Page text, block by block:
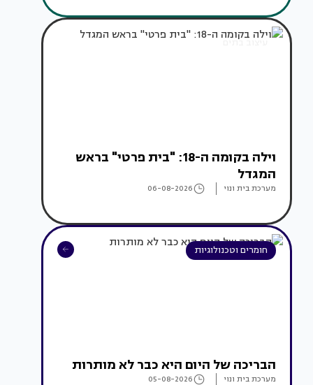
עיצוב בתים
וילה בקומה ה-18: "בית פרטי" בראש
המגדל
מערכת בית ונוי 06-08-2026
חומרים וטכנולוגיות
הבריכה של היום היא כבר לא מותרות
מערכת בית ונוי 05-08-2026